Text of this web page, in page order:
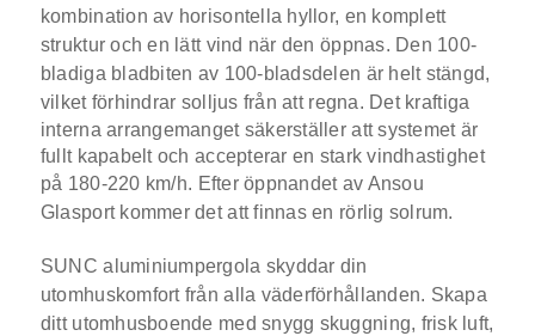
kombination av horisontella hyllor, en komplett
struktur och en lätt vind när den öppnas. Den 100-
bladiga bladbiten av 100-bladsdelen är helt stängd,
vilket förhindrar solljus från att regna. Det kraftiga
interna arrangemanget säkerställer att systemet är
fullt kapabelt och accepterar en stark vindhastighet
på 180-220 km/h. Efter öppnandet av Ansou
Glasport kommer det att finnas en rörlig solrum.
SUNC aluminiumpergola skyddar din
utomhuskomfort från alla väderförhållanden. Skapa
ditt utomhusboende med snygg skuggning, frisk luft,